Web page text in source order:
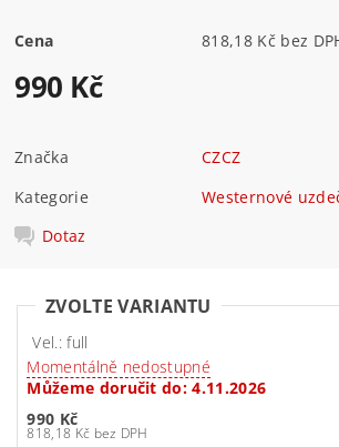
Cena 818,18 Kč bez
990 Kč
Značka
CZCZ
Kategorie
Westernové
Dotaz
ZVOLTE VARIANTU
Vel.: full
Momentálně nedostupné
Můžeme doručit do: 4.11.2026
990 Kč
818,18 Kč bez DPH